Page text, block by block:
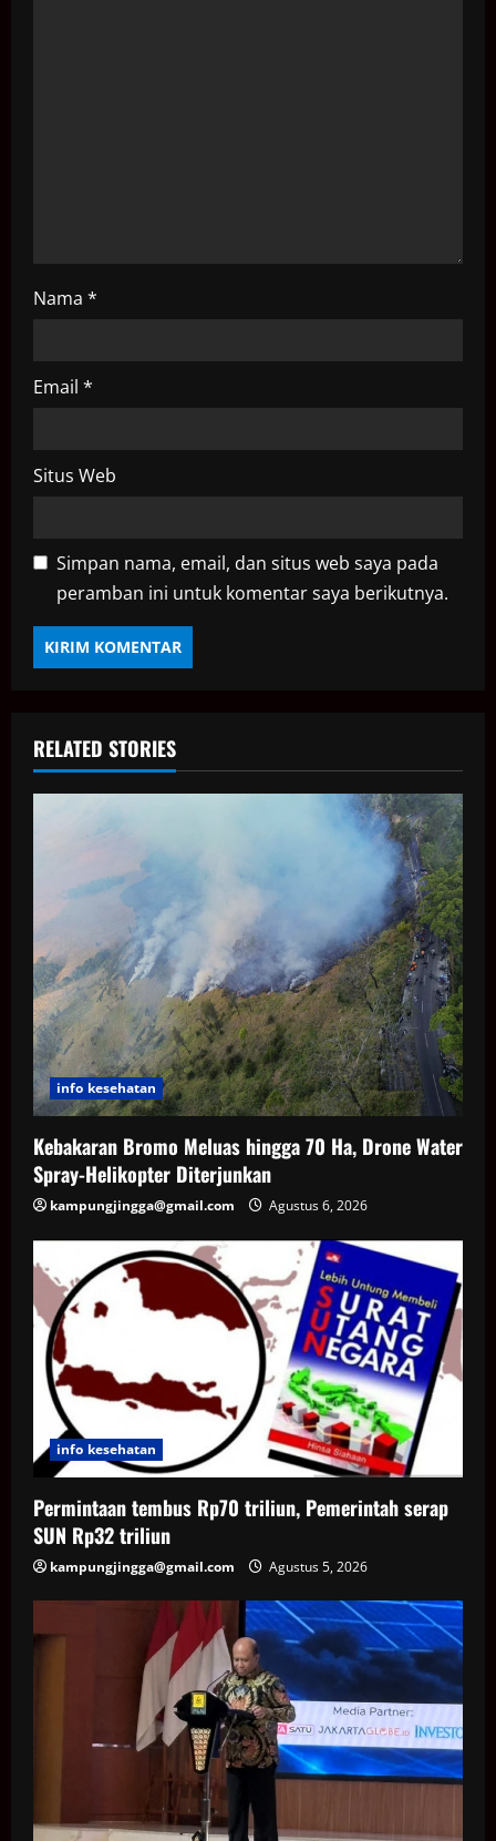
Nama *
Email *
Situs Web
Simpan nama, email, dan situs web saya pada
peramban ini untuk komentar saya berikutnya.
RELATED STORIES
info kesehatan
Kebakaran Bromo Meluas hingga 70 Ha, Drone Water
Spray-Helikopter Diterjunkan
kampungjingga@gmail.com Agustus 6, 2026
info kesehatan
Permintaan tembus Rp70 triliun, Pemerintah serap
SUN Rp32 triliun
kampungjingga@gmail.com Agustus 5, 2026